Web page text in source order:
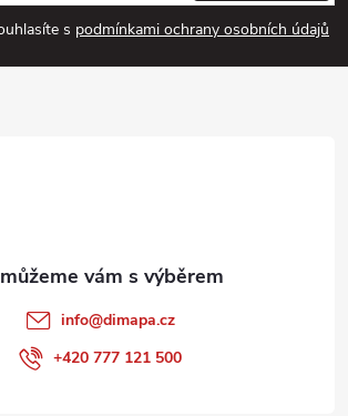
s podmínkami ochrany osobních údajů
info@dimapa.cz
+420 777 121 500